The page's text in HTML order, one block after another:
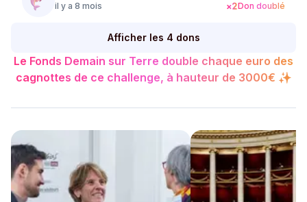
il y a 8 mois Don doublé
Afficher les 4 dons
Le Fonds Demain sur Terre double chaque euro des
cagnottes de ce challenge, à hauteur de 3000€ ✨